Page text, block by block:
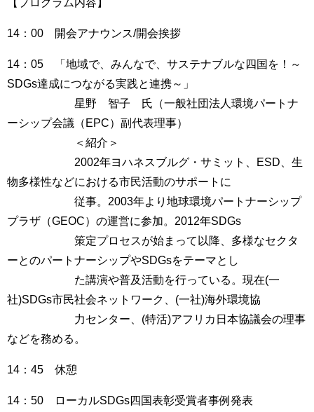
14：00 開会アナウンス/開会挨拶
14：05 「地域で、みんなで、サステナブルな四国を！～
SDGs達成につながる実践と連携～」
星野 智子 氏（一般社団法人環境パートナ
ーシップ会議（EPC）副代表理事）
＜紹介＞
2002年ヨハネスブルグ・サミット、ESD、生
物多様性などにおける市民活動のサポートに
従事。2003年より地球環境パートナーシップ
プラザ（GEOC）の運営に参加。2012年SDGs
策定プロセスが始まって以降、多様なセクタ
ーとのパートナーシップやSDGsをテーマとし
た講演や普及活動を行っている。現在(一
社)SDGs市民社会ネットワーク、(一社)海外環境協
力センター、(特活)アフリカ日本協議会の理事
などを務める。
14：45 休憩
14：50 ローカルSDGs四国表彰受賞者事例発表